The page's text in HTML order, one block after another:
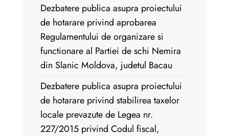
Dezbatere publica asupra proiectului
de hotarare privind aprobarea
Regulamentului de organizare si
functionare al Partiei de schi Nemira
din Slanic Moldova, judetul Bacau
Dezbatere publica asupra proiectului
de hotarare privind stabilirea taxelor
locale prevazute de Legea nr.
227/2015 privind Codul fiscal,